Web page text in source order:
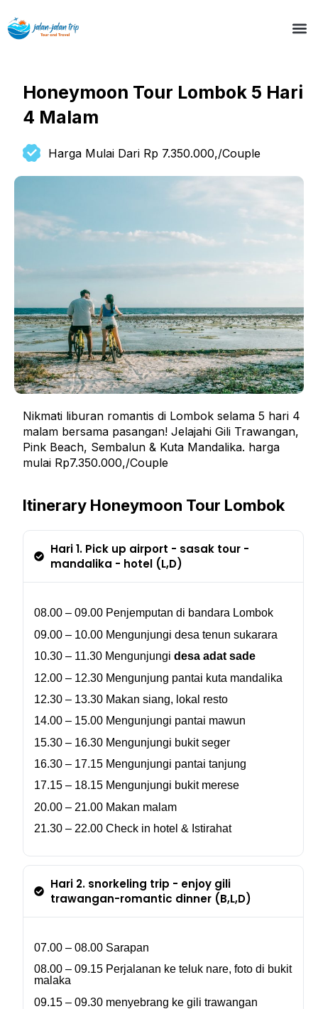
Honeymoon Tour Lombok 5 Hari
4 Malam
Harga Mulai Dari Rp 7.350.000,/Couple
Nikmati liburan romantis di Lombok selama 5 hari 4
malam bersama pasangan! Jelajahi Gili Trawangan,
Pink Beach, Sembalun & Kuta Mandalika. harga
mulai Rp7.350.000,/Couple
Itinerary Honeymoon Tour Lombok
Hari 1. Pick up airport - sasak tour -
mandalika - hotel (L,D)
08.00 – 09.00 Penjemputan di bandara Lombok
09.00 – 10.00 Mengunjungi desa tenun sukarara
10.30 – 11.30 Mengunjungidesa adat sade
12.00 – 12.30 Mengunjung pantai kuta mandalika
12.30 – 13.30 Makan siang, lokal resto
14.00 – 15.00 Mengunjungi pantai mawun
15.30 – 16.30 Mengunjungi bukit seger
16.30 – 17.15 Mengunjungi pantai tanjung
17.15 – 18.15 Mengunjungi bukit merese
20.00 – 21.00 Makan malam
21.30 – 22.00 Check in hotel & Istirahat
Hari 2. snorkeling trip - enjoy gili
trawangan-romantic dinner (B,L,D)
07.00 – 08.00 Sarapan
08.00 – 09.15 Perjalanan ke teluk nare, foto di bukit
malaka
09.15 – 09.30 menyebrang ke gili trawangan